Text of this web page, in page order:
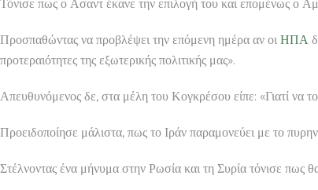
Τόνισε πως ο Ασαντ έκανε την επιλογή του και επομένως ο
Προσπαθώντας να προβλέψει την επόμενη ημέρα αν οι ΗΠΑ
προτεραιότητες της εξωτερικής πολιτικής μας».
Απευθυνόμενος δε, στα μέλη του Κογκρέσου είπε: «Γιατί να
Προειδοποίησε μάλιστα, πως το Ιράν παραμονεύει με το
Στέλνοντας ένα μήνυμα στην Ρωσία και τη Συρία τόνισε